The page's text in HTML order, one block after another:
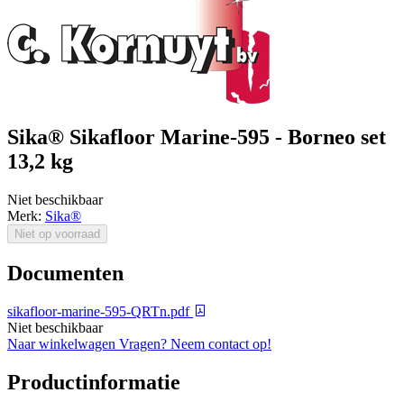
Sika® Sikafloor Marine-595 - Borneo set
13,2 kg
Niet beschikbaar
Merk: Sika®
Niet op voorraad
Documenten
sikafloor-marine-595-QRTn.pdf
Niet beschikbaar
Naar winkelwagen Vragen? Neem contact op!
Productinformatie